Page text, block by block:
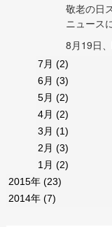
敬老の日
ニュース
8月19日
7月(2)
6月(3)
5月(2)
4月(2)
3月(1)
2月(3)
1月(2)
2015年 (23)
2014年 (7)